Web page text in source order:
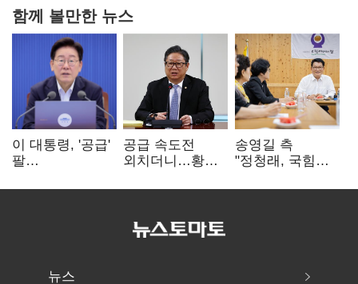
함께 볼만한 뉴스
이 대통령, '공급'
팔
여 내부선
공급 속도전
외치더니…황희,
리모델링' 제안
송영길 측
"정청래, 국힘
민주당 대표로
뉴스